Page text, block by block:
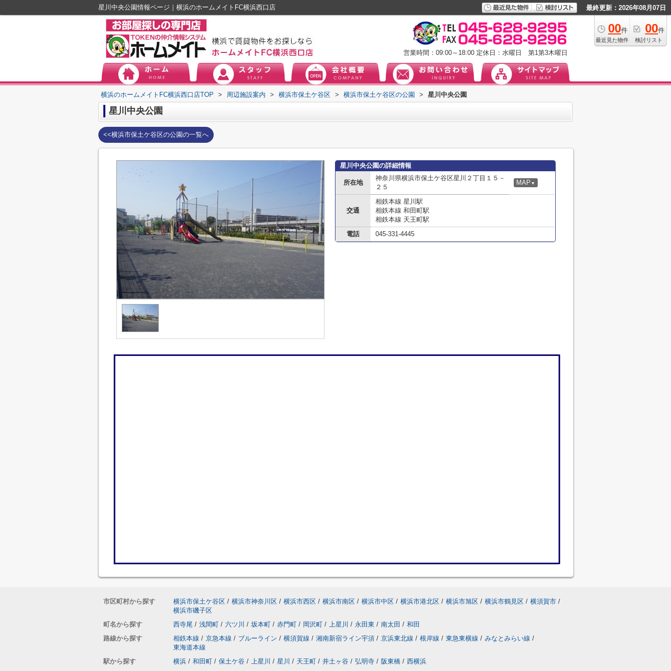
星川中央公園情報ページ｜横浜のホームメイトFC横浜西口店 最終更新：2026年08月07日
00件
最近見た物件
00件
検討リスト
営業時間：09:00～18:00 定休日：水曜日 第1第3木曜日
横浜のホームメイトFC横浜西口店TOP > 周辺施設案内 > 横浜市保土ケ谷区 > 横浜市保土ケ谷区の公園 > 星川中央公園
星川中央公園
<<横浜市保土ケ谷区の公園の一覧へ
星川中央公園の詳細情報
所在地
神奈川県横浜市保土ケ谷区星川２丁目１５－
２５
MAP ▼
交通
相鉄本線 星川駅
相鉄本線 和田町駅
相鉄本線 天王町駅
電話
045-331-4445
市区町村から探す 横浜市保土ケ谷区 / 横浜市神奈川区 / 横浜市西区 / 横浜市南区 / 横浜市中区 / 横浜市港北区 / 横浜市旭区 / 横浜市鶴見区 / 横須賀市 /
横浜市磯子区
町名から探す
西寺尾 / 浅間町 / 六ツ川 / 坂本町 / 赤門町 / 岡沢町 / 上星川 / 永田東 / 南太田 / 和田
路線から探す
相鉄本線 / 京急本線 / ブルーライン / 横須賀線 / 湘南新宿ライン宇須 / 京浜東北線 / 根岸線 / 東急東横線 / みなとみらい線 /
東海道本線
駅から探す
横浜 / 和田町 / 保土ケ谷 / 上星川 / 星川 / 天王町 / 井土ヶ谷 / 弘明寺 / 阪東橋 / 西横浜